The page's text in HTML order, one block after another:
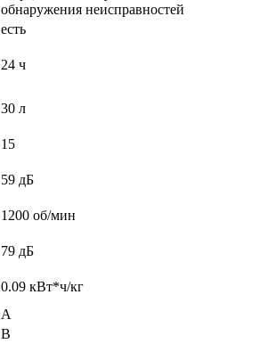
обнаружения неисправностей
есть
24 ч
30 л
15
59 дБ
1200 об/мин
79 дБ
0.09 кВт*ч/кг
A
B